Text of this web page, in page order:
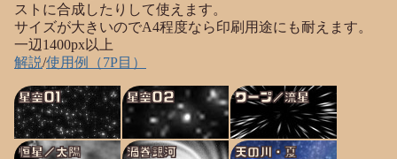
ストに合成したりして使えます。
サイズが大きいのでA4程度なら印刷用途にも耐えます。
一辺1400px以上
解説/使用例（7P目）
星空01 星空02 ワープ／流星
恒星／太陽 渦巻銀河 天の川・夏